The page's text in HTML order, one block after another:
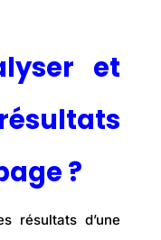
et
?
résultats d’une